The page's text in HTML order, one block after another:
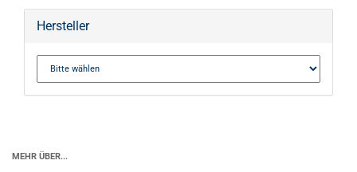
Hersteller
MEHR ÜBER...